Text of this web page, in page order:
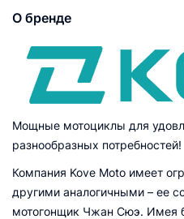
О бренде
Мощные мотоциклы для
разнообразных потребностей!
Компания Kove Moto имеет
другими аналогичными – ее
мотогонщик Чжан Сюэ. Имея